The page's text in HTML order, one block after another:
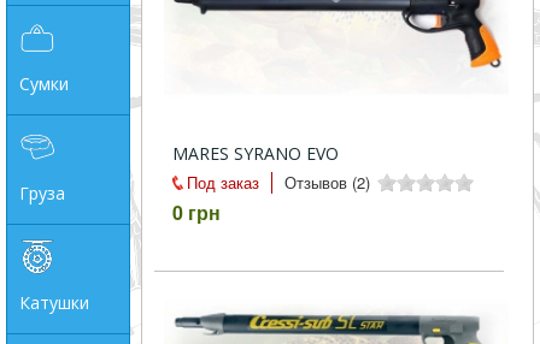
Сумки
Груза
Катушки
MARES SYRANO EVO
Под заказ
Отзывов (2)
0 грн